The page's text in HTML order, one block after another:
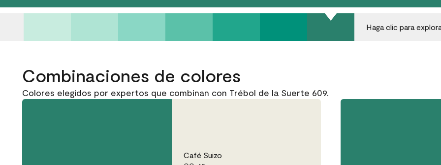
Haga clic para
Combinaciones de colores
Colores elegidos por expertos que combinan con Trébol de la Suerte 609.
Café Suizo